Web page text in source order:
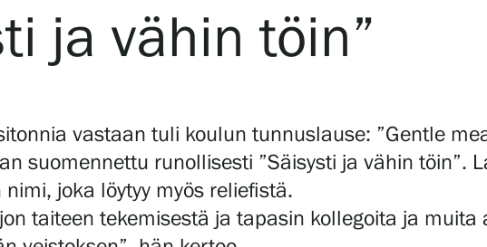
ja vähin töin”
vastaan tuli koulun tunnuslause: ”Gentle
suomennettu runollisesti ”Säisysti ja vähin töin”.
joka löytyy myös reliefistä.
taiteen tekemisestä ja tapasin kollegoita ja